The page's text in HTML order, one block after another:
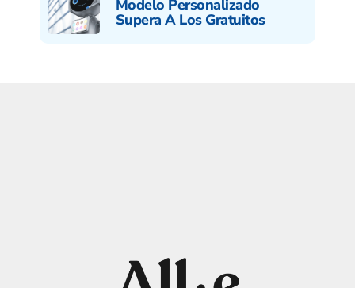
Modelo Personalizado
Supera A Los Gratuitos